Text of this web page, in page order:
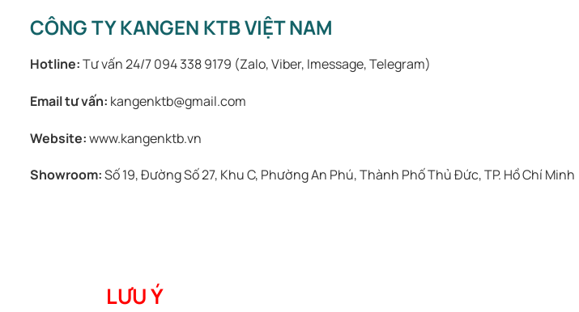
CÔNG TY KANGEN KTB VIỆT NAM
Hotline:Tư vấn 24/7 094 338 9179 (Zalo, Viber, Imessage, Telegram)
Email tư vấn: kangenktb@gmail.com
Website:www.kangenktb.vn
Showroom:Số 19, Đường Số 27, Khu C, Phường An Phú, Thành Phố Thủ Đức, TP. Hồ Chí Minh
LƯU Ý